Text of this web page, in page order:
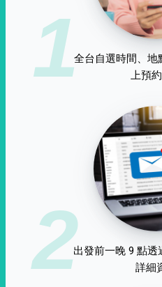
1全台自選時間、地
上預
2出發前一晚 9 點透
詳細